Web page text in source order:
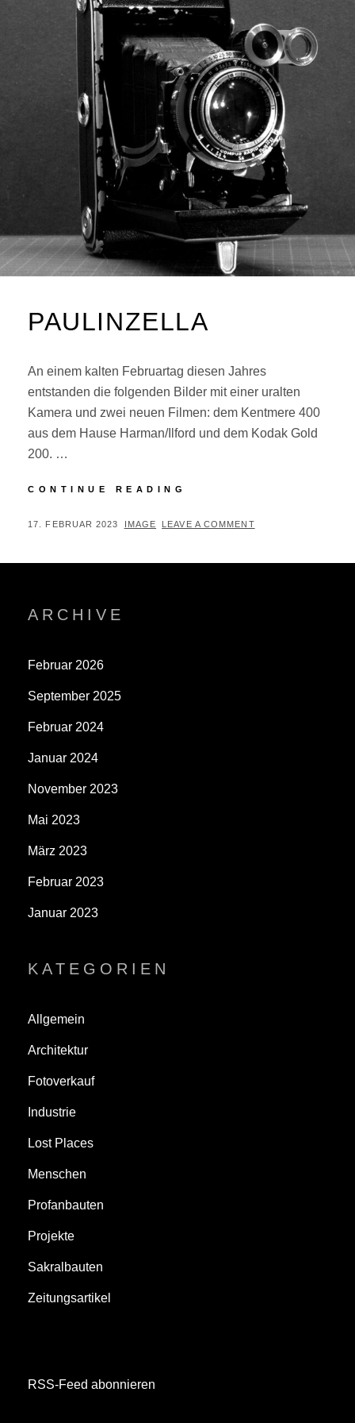
PAULINZELLA
An einem kalten Februartag diesen Jahres
entstanden die folgenden Bilder mit einer uralten
Kamera und zwei neuen Filmen: dem Kentmere 400
aus dem Hause Harman/Ilford und dem Kodak Gold
200. …
CONTINUE READING
POSTED
17. FEBRUAR 2023 BY
IMAGE LEAVE A COMMENT
ARCHIVE
Februar 2026
September 2025
Februar 2024
Januar 2024
November 2023
Mai 2023
März 2023
Februar 2023
Januar 2023
KATEGORIEN
Allgemein
Architektur
Fotoverkauf
Industrie
Lost Places
Menschen
Profanbauten
Projekte
Sakralbauten
Zeitungsartikel
RSS-Feed abonnieren